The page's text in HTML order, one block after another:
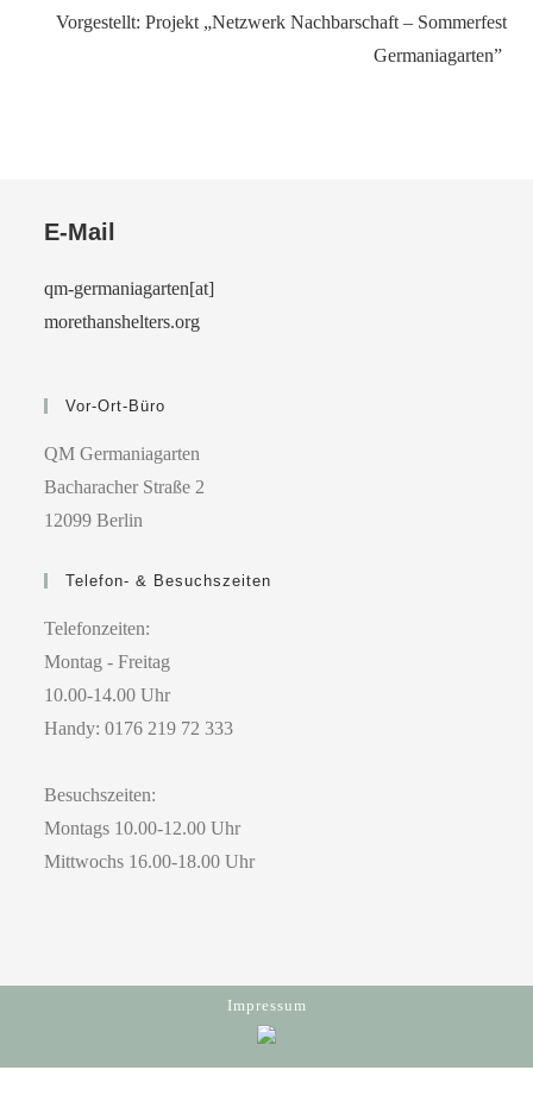
Vorgestellt: Projekt „Netzwerk Nachbarschaft – Sommerfest
Germaniagarten”
E-Mail
qm-germaniagarten[at]
morethanshelters.org
Vor-Ort-Büro
QM Germaniagarten
Bacharacher Straße 2
12099 Berlin
Telefon- & Besuchszeiten
Telefonzeiten:
Montag - Freitag
10.00-14.00 Uhr
Handy: 0176 219 72 333
Besuchszeiten:
Montags 10.00-12.00 Uhr
Mittwochs 16.00-18.00 Uhr
Impressum